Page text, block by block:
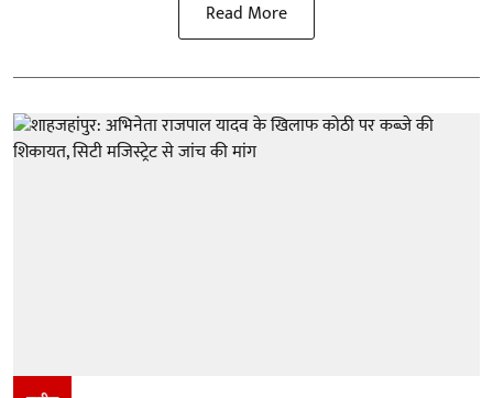
Read More